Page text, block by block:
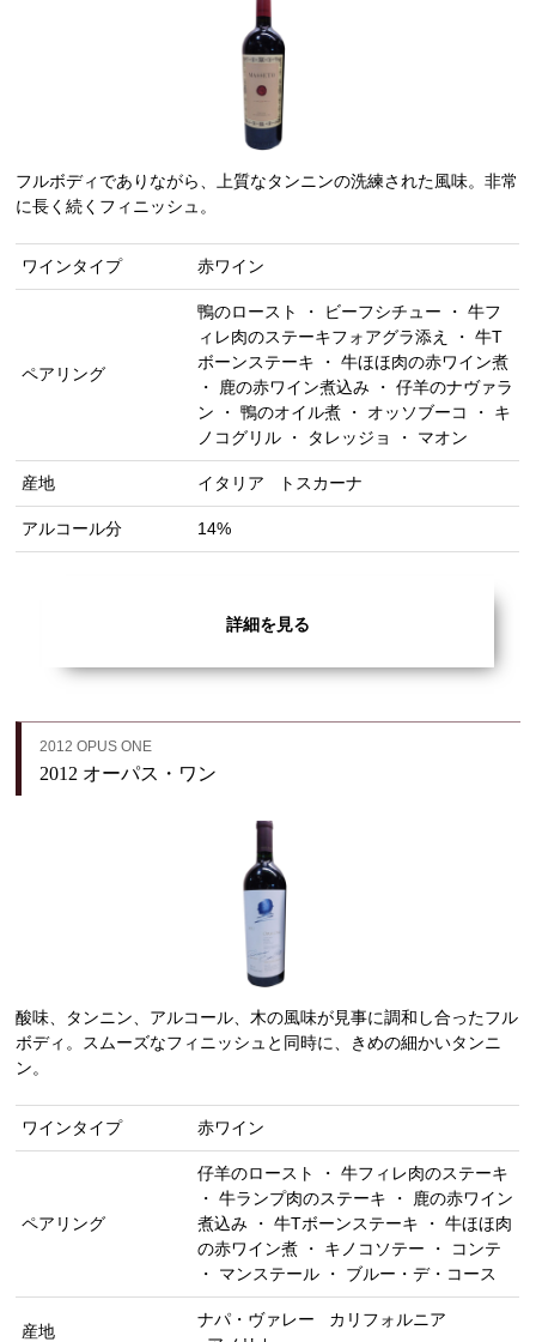
フルボディでありながら、上質なタンニンの洗練された風味。非常
に長く続くフィニッシュ。
ワインタイプ 赤ワイン
ペアリング
鴨のロースト ・ ビーフシチュー ・ 牛フ
ィレ肉のステーキフォアグラ添え ・ 牛T
ボーンステーキ ・ 牛ほほ肉の赤ワイン煮
・ 鹿の赤ワイン煮込み ・ 仔羊のナヴァラ
ン ・ 鴨のオイル煮 ・ オッソブーコ ・ キ
ノコグリル ・ タレッジョ ・ マオン
産地 イタリア トスカーナ
アルコール分 14%
詳細を見る
2012 OPUS ONE
2012 オーパス・ワン
酸味、タンニン、アルコール、木の風味が見事に調和し合ったフル
ボディ。スムーズなフィニッシュと同時に、きめの細かいタンニ
ン。
ワインタイプ 赤ワイン
ペアリング
仔羊のロースト ・ 牛フィレ肉のステーキ
・ 牛ランプ肉のステーキ ・ 鹿の赤ワイン
煮込み ・ 牛Tボーンステーキ ・ 牛ほほ肉
の赤ワイン煮 ・ キノコソテー ・ コンテ
・ マンステール ・ ブルー・デ・コース
産地
ナパ・ヴァレー
カリフォルニア